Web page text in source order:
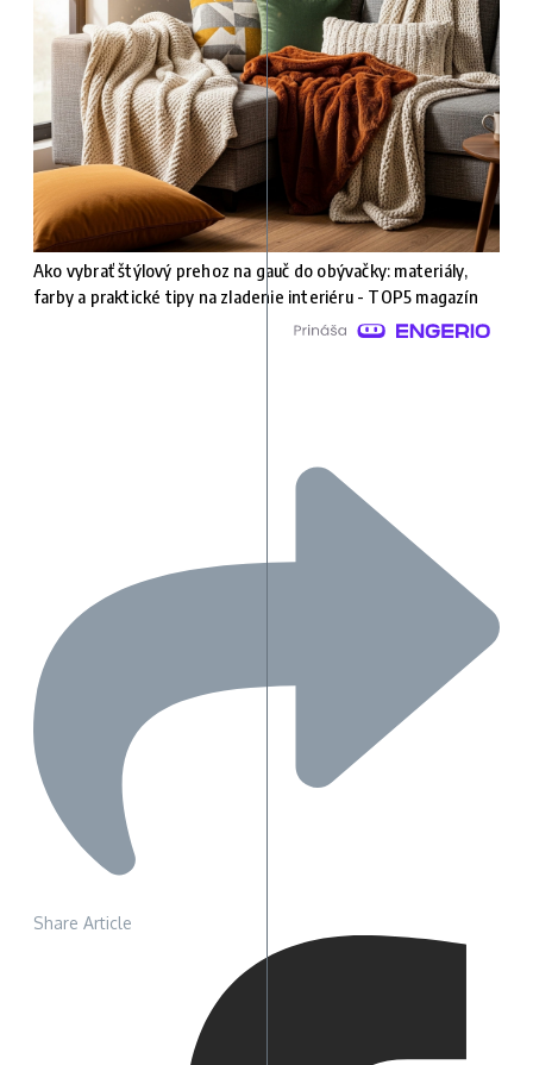
Ako vybrať štýlový prehoz na gauč do obývačky: materiály,
farby a praktické tipy na zladenie interiéru - TOP5 magazín
Share Article